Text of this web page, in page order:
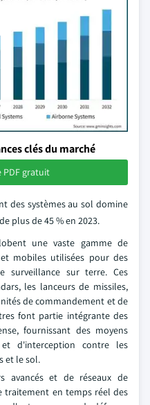
clés du marché
PDF gratuit
des systèmes au sol domine
plus de 45 % en 2023.
une vaste gamme de
mobiles utilisées pour des
surveillance sur terre. Ces
les lanceurs de missiles,
de commandement et de
font partie intégrante des
fournissant des moyens
d'interception contre les
et le sol.
avancés et de réseaux de
en temps réel des